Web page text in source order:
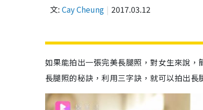
文: Cay Cheung 2017.03.12
如果能拍出一張完美長腿照，對女生來說
長腿照的秘訣，利用三字訣，就可以拍出長